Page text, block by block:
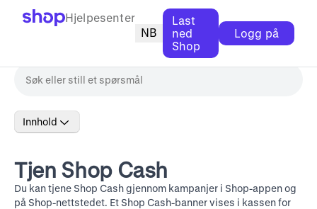
Hjelpesenter
NB
Last
ned
Shop
Logg på
Innhold
Tjen Shop Cash
Du kan tjene Shop Cash gjennom kampanjer i Shop-appen og
på Shop-nettstedet. Et Shop Cash-banner vises i kassen for